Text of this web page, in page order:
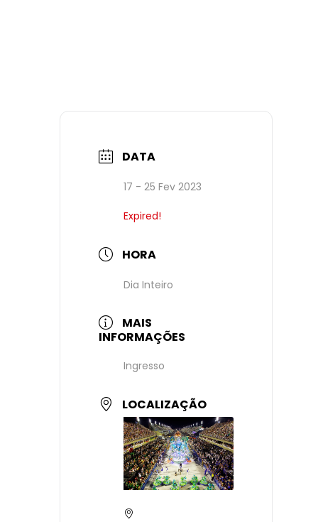
DATA
17 - 25 Fev 2023
Expired!
HORA
Dia Inteiro
MAIS
INFORMAÇÕES
Ingresso
LOCALIZAÇÃO